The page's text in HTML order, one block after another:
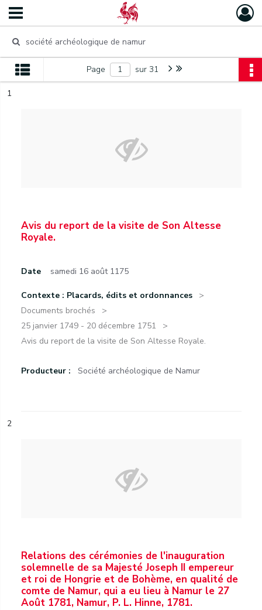
Page sur 31
1
Avis du report de la visite de Son Altesse
Royale.
Date samedi 16 août 1175
Contexte : Placards, édits et ordonnances
Documents brochés
25 janvier 1749 - 20 décembre 1751
Avis du report de la visite de Son Altesse Royale.
Producteur : Société archéologique de Namur
2
Relations des cérémonies de l'inauguration
solemnelle de sa Majesté Joseph II empereur
et roi de Hongrie et de Bohème, en qualité de
comte de Namur, qui a eu lieu à Namur le 27
Août 1781, Namur, P. L. Hinne, 1781.